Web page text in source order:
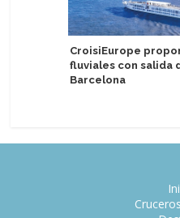
CroisiEurope
fluviales con salida
Barcelona